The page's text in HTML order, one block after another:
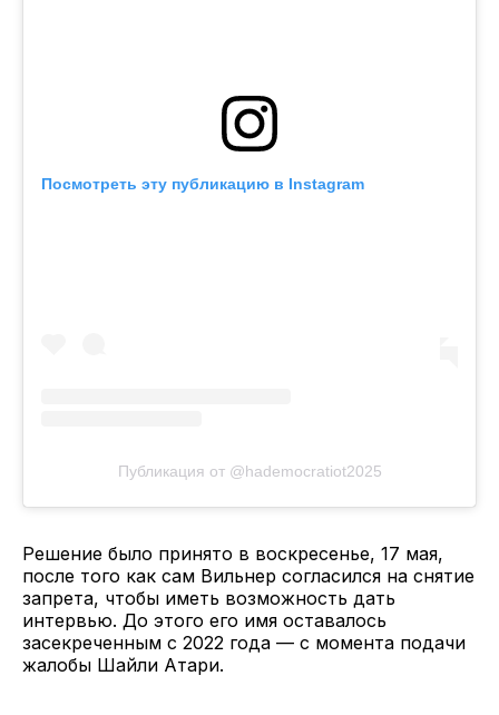
Посмотреть эту публикацию в Instagram
Публикация от @hademocratiot2025
Решение было принято в воскресенье, 17 мая,
после того как сам Вильнер согласился на снятие
запрета, чтобы иметь возможность дать
интервью. До этого его имя оставалось
засекреченным с 2022 года — с момента подачи
жалобы Шайли Атари.